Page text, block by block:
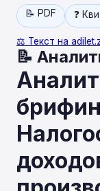
📝 PDF ❓
⚖️ Текст на
📝